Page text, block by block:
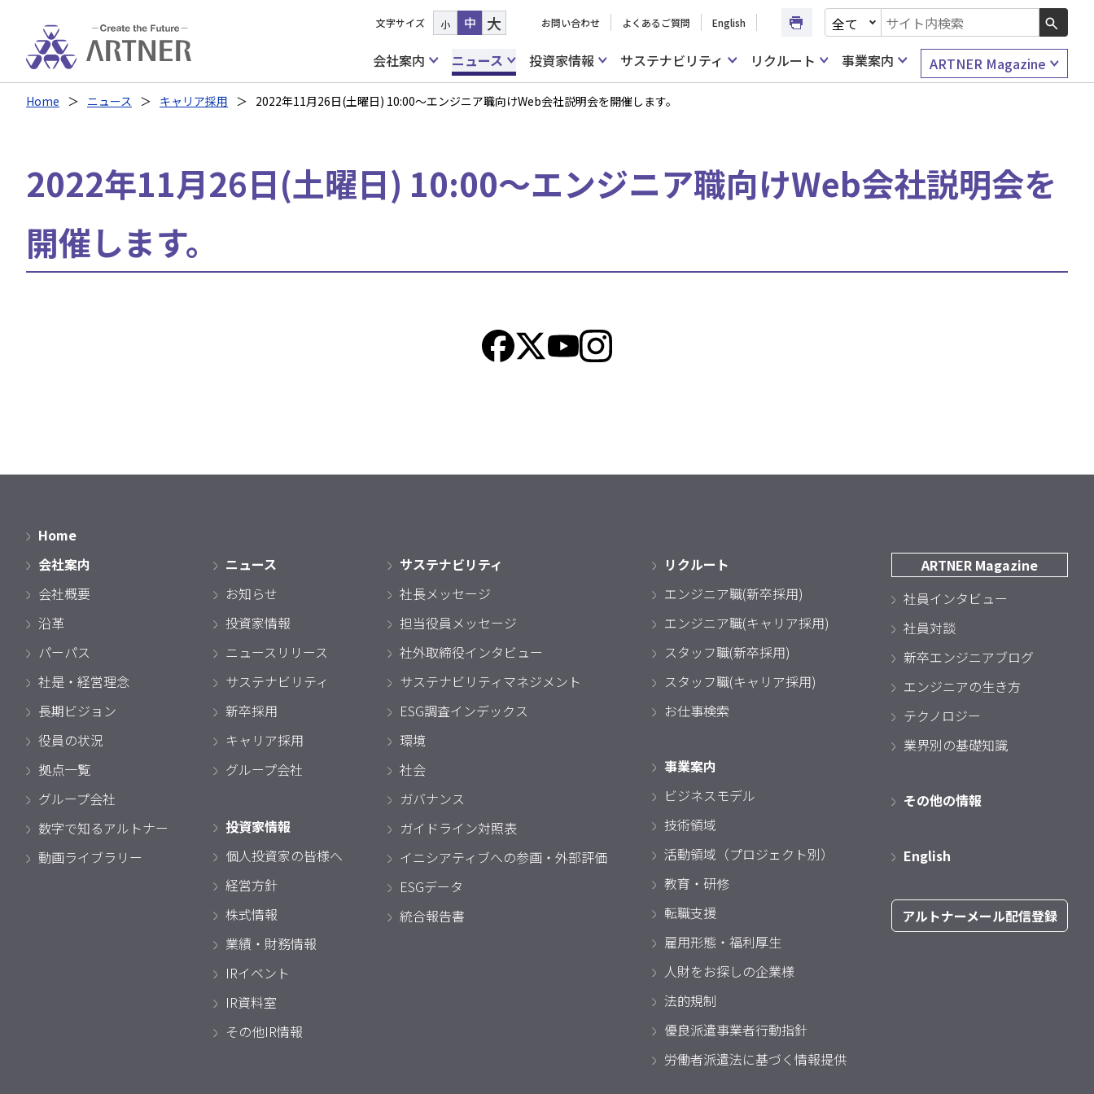
文字サイズ 小 中 大 お問い合わせ よくあるご質問 English
文書種別を選択
検索キーワード入力
会社案内
ニュース 投資家情報 サステナビリティ リクルート 事業案内 ARTNER Magazine
Home ニュース キャリア採用 2022年11月26日(土曜日) 10:00～エンジニア職向けWeb会社説明会を開催します。
2022年11月26日(土曜日) 10:00～エンジニア職向けWeb会社説明会を
開催します。
Home
会社案内
会社概要
沿革
パーパス
社是・経営理念
長期ビジョン
役員の状況
拠点一覧
グループ会社
数字で知るアルトナー
動画ライブラリー
ニュース
お知らせ
投資家情報
ニュースリリース
サステナビリティ
新卒採用
キャリア採用
グループ会社
投資家情報
個人投資家の皆様へ
経営方針
株式情報
業績・財務情報
IRイベント
IR資料室
その他IR情報
サステナビリティ
社長メッセージ
担当役員メッセージ
社外取締役インタビュー
サステナビリティマネジメント
ESG調査インデックス
環境
社会
ガバナンス
ガイドライン対照表
イニシアティブへの参画・外部評価
ESGデータ
統合報告書
リクルート
エンジニア職(新卒採用)
エンジニア職(キャリア採用)
スタッフ職(新卒採用)
スタッフ職(キャリア採用)
お仕事検索
事業案内
ビジネスモデル
技術領域
活動領域（プロジェクト別）
教育・研修
転職支援
雇用形態・福利厚生
人財をお探しの企業様
法的規制
優良派遣事業者行動指針
労働者派遣法に基づく情報提供
ARTNER Magazine
社員インタビュー
社員対談
新卒エンジニアブログ
エンジニアの生き方
テクノロジー
業界別の基礎知識
その他の情報
English
アルトナーメール配信登録